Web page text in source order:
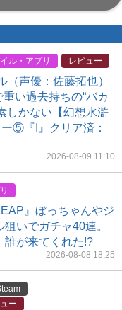
ル・アプリ レビュー
（声優：佐藤拓也）
い過去持ちの“バカ
しかない【幻想水滸
⑤『I』クリア済：
2026-08-09 11:10
』ぼっちゃんやジ
いでガチャ40連。
誰が来てくれた!?
2026-08-08 18:25
ー